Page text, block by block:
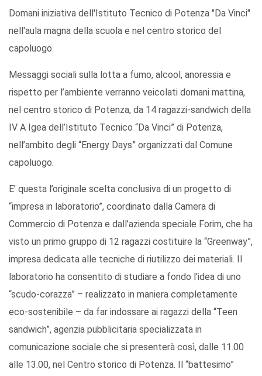
Domani iniziativa dell'Istituto Tecnico di Potenza "Da Vinci"
nell'aula magna della scuola e nel centro storico del
capoluogo.
Messaggi sociali sulla lotta a fumo, alcool, anoressia e
rispetto per l’ambiente verranno veicolati domani mattina,
nel centro storico di Potenza, da 14 ragazzi-sandwich della
IV A Igea dell’Istituto Tecnico “Da Vinci” di Potenza,
nell’ambito degli “Energy Days” organizzati dal Comune
capoluogo.
E’ questa l’originale scelta conclusiva di un progetto di
“impresa in laboratorio”, coordinato dalla Camera di
Commercio di Potenza e dall’azienda speciale Forim, che ha
visto un primo gruppo di 12 ragazzi costituire la “Greenway”,
impresa dedicata alle tecniche di riutilizzo dei materiali. Il
laboratorio ha consentito di studiare a fondo l’idea di uno
“scudo-corazza” – realizzato in maniera completamente
eco-sostenibile – da far indossare ai ragazzi della “Teen
sandwich”, agenzia pubblicitaria specializzata in
comunicazione sociale che si presenterà così, dalle 11.00
alle 13.00, nel Centro storico di Potenza. Il “battesimo”